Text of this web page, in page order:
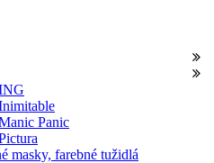
Panic
masky, farebné tužidlá